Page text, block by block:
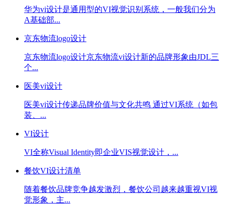
华为vi设计是通用型的VI视觉识别系统，一般我们分为
A基础部...
京东物流logo设计
京东物流logo设计京东物流vi设计新的品牌形象由JDL三
个...
医美vi设计
医美vi设计传递品牌价值与文化共鸣 通过VI系统（如包
装、...
VI设计
VI全称Visual Identity即企业VIS视觉设计，...
餐饮VI设计清单
随着餐饮品牌竞争越发激烈，餐饮公司越来越重视VI视
觉形象，主...